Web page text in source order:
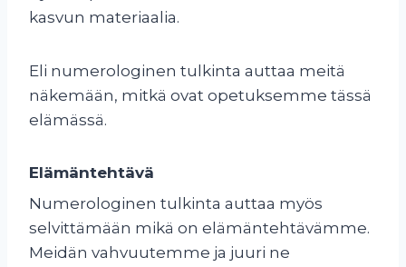
kasvun materiaalia.
Eli numerologinen tulkinta auttaa meitä
näkemään, mitkä ovat opetuksemme tässä
elämässä.
Elämäntehtävä
Numerologinen tulkinta auttaa myös
selvittämään mikä on elämäntehtävämme.
Meidän vahvuutemme ja juuri ne